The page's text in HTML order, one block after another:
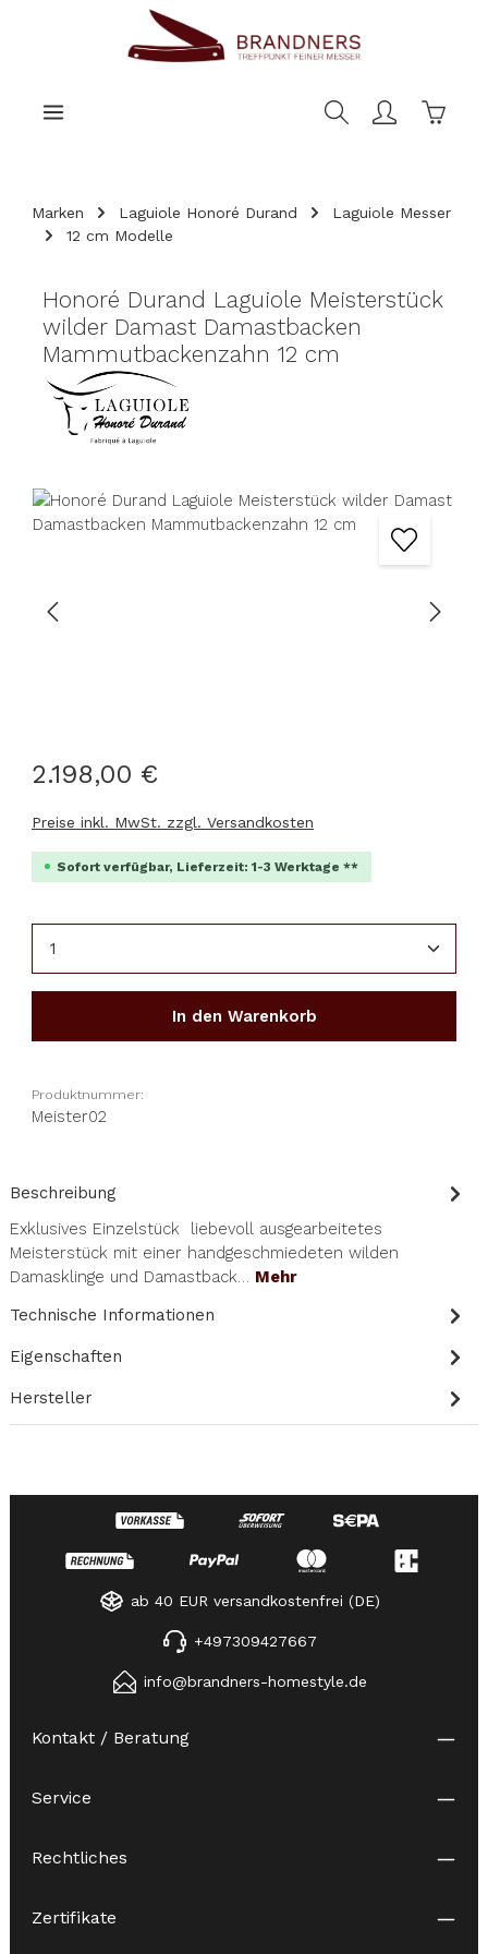
Marken Laguiole Honoré Durand
Laguiole Messer
12 cm Modelle
Honoré Durand Laguiole Meisterstück
wilder Damast Damastbacken
Mammutbackenzahn 12 cm
Bildergalerie überspringen
2.198,00 €
Preise inkl. MwSt. zzgl. Versandkosten
Sofort verfügbar, Lieferzeit: 1-3 Werktage **
In den Warenkorb
Produktnummer:
Meister02
Beschreibung
Exklusives Einzelstück liebevoll ausgearbeitetes
Meisterstück mit einer handgeschmiedeten wilden
Damasklinge und Damastback… Mehr
Technische Informationen
Eigenschaften
Hersteller
ab 40 EUR versandkostenfrei (DE)
+497309427667
info@brandners-homestyle.de
Kontakt / Beratung
Service
Rechtliches
Zertifikate